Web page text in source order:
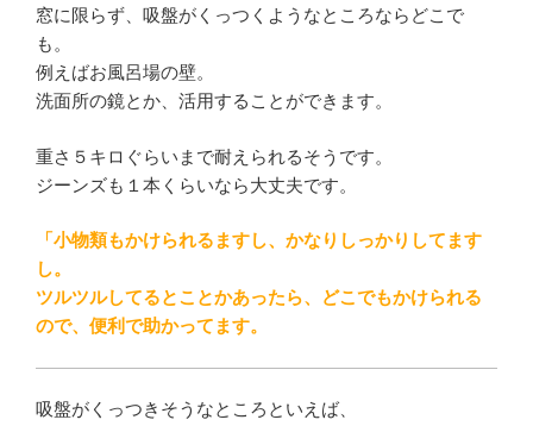
窓に限らず、吸盤がくっつくようなところならどこで
も。
例えばお風呂場の壁。
洗面所の鏡とか、活用することができます。
重さ５キロぐらいまで耐えられるそうです。
ジーンズも１本くらいなら大丈夫です。
「小物類もかけられるますし、かなりしっかりしてます
し。
ツルツルしてるとことかあったら、どこでもかけられる
ので、便利で助かってます。
吸盤がくっつきそうなところといえば、